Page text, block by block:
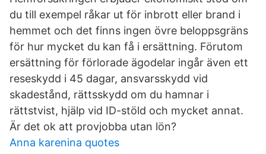
du till exempel råkar ut för inbrott eller brand i
hemmet och det finns ingen övre beloppsgräns
för hur mycket du kan få i ersättning. Förutom
ersättning för förlorade ägodelar ingår även ett
reseskydd i 45 dagar, ansvarsskydd vid
skadestånd, rättsskydd om du hamnar i
rättstvist, hjälp vid ID-stöld och mycket annat.
Är det ok att provjobba utan lön?
Anna karenina quotes